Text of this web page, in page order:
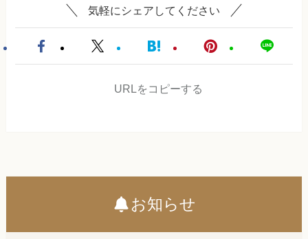
気軽にシェアしてください
URLをコピーする
お知らせ